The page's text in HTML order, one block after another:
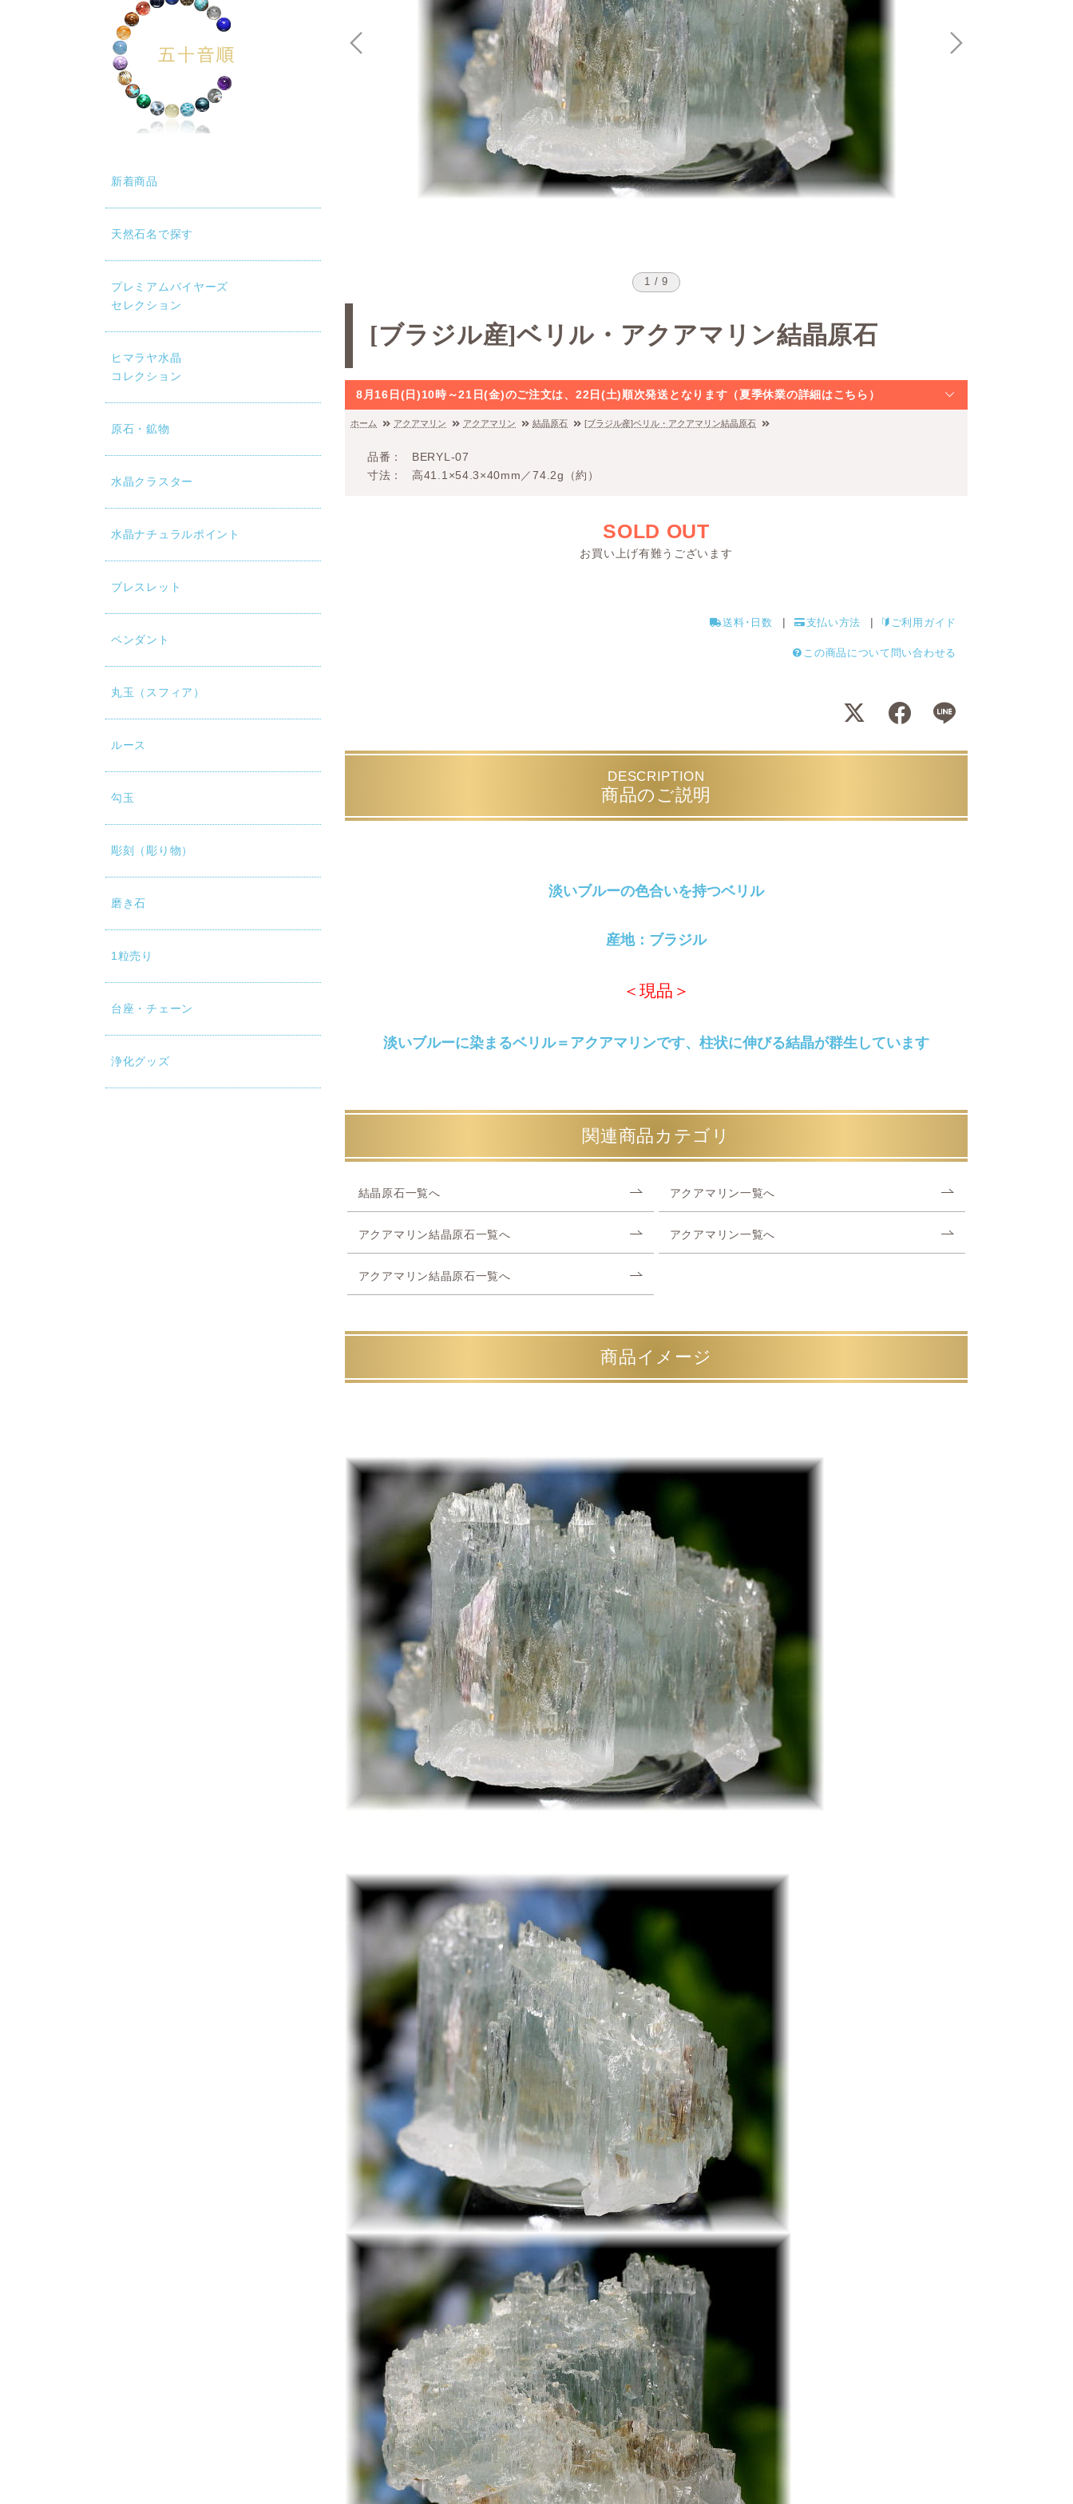
新着商品
天然石名で探す
プレミアムバイヤーズ
セレクション
ヒマラヤ水晶
コレクション
原石・鉱物
水晶クラスター
水晶ナチュラルポイント
ブレスレット
ペンダント
丸玉（スフィア）
ルース
勾玉
彫刻（彫り物）
磨き石
1粒売り
台座・チェーン
浄化グッズ
1 / 9
[ブラジル産]ベリル・アクアマリン結晶原石
8月16日(日)10時～21日(金)のご注文は、22日(土)順次発送となります（夏季休業の詳細はこちら）
ホーム アクアマリン アクアマリン 結晶原石 [ブラジル産]ベリル・アクアマリン結晶原石
品番
BERYL-07
寸法
高41.1×54.3×40mm／74.2g（約）
SOLD OUT
お買い上げ有難うございます
送料･日数 支払い方法 ご利用ガイド
この商品について問い合わせる
DESCRIPTION
商品のご説明
淡いブルーの色合いを持つベリル
産地：ブラジル
＜現品＞
淡いブルーに染まるベリル＝アクアマリンです、柱状に伸びる結晶が群生しています
関連商品カテゴリ
結晶原石一覧へ アクアマリン一覧へ
アクアマリン結晶原石一覧へ アクアマリン一覧へ
アクアマリン結晶原石一覧へ
商品イメージ